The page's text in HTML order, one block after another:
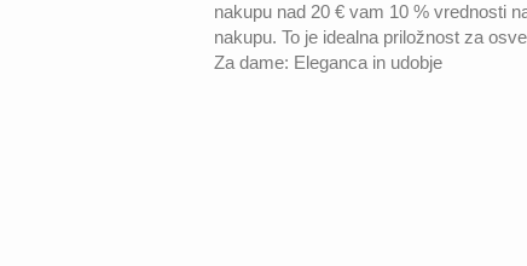
nakupu nad 20 € vam 10 % vrednosti
nakupu. To je idealna priložnost za
Za dame: Eleganca in udobje